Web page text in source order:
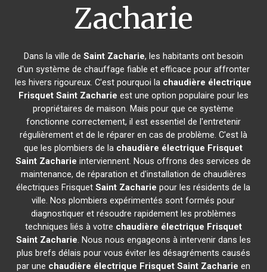
Zacharie
Dans la ville de Saint Zacharie, les habitants ont besoin
d'un système de chauffage fiable et efficace pour affronter
les hivers rigoureux. C'est pourquoi la chaudière électrique
Frisquet Saint Zacharie est une option populaire pour les
propriétaires de maison. Mais pour que ce système
fonctionne correctement, il est essentiel de l'entretenir
régulièrement et de le réparer en cas de problème. C'est là
que les plombiers de la chaudière électrique Frisquet
Saint Zacharie interviennent. Nous offrons des services de
maintenance, de réparation et d'installation de chaudières
électriques FrisquetSaint Zacharie pour les résidents de la
ville. Nos plombiers expérimentés sont formés pour
diagnostiquer et résoudre rapidement les problèmes
techniques liés à votre chaudière électrique Frisquet
Saint Zacharie. Nous nous engageons à intervenir dans les
plus brefs délais pour vous éviter les désagréments causés
par une chaudière électrique Frisquet Saint Zacharie en